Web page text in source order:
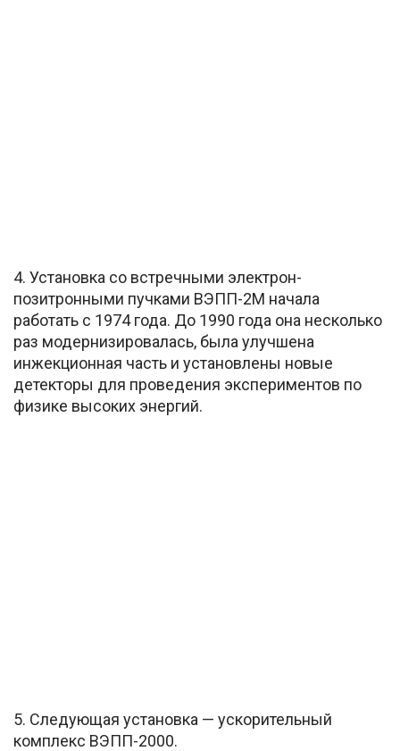
4. Установка со встречными электрон-
позитронными пучками ВЭПП-2М начала
работать с 1974 года. До 1990 года она несколько
раз модернизировалась, была улучшена
инжекционная часть и установлены новые
детекторы для проведения экспериментов по
физике высоких энергий.
5. Следующая установка — ускорительный
комплекс ВЭПП-2000.